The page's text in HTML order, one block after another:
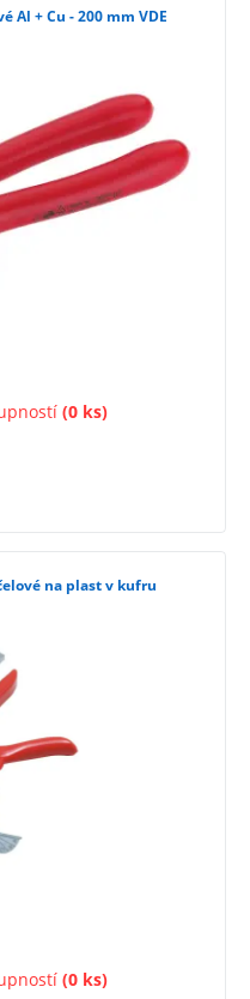
Al + Cu - 200 mm VDE
(0 ks)
na plast v kufru
(0 ks)